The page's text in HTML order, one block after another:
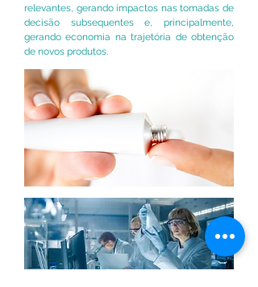
relevantes, gerando impactos nas tomadas de
decisão subsequentes e, principalmente,
gerando economia na trajetória de obtenção
de novos produtos.